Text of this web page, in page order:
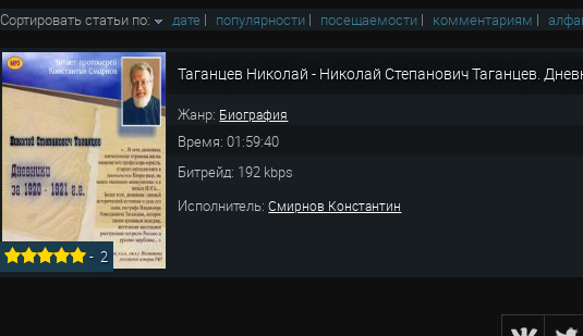
Сортировать статьи по: дате | популярности | посещаемости | комментариям |
-2
Таганцев Николай - Николай Степанович Таганцев.
Жанр: Биография
Время: 01:59:40
Битрейд: 192 kbps
Исполнитель:Смирнов Константин